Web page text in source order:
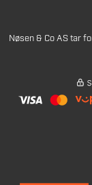
Nøsen & Co AS tar